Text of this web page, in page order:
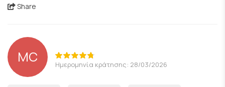
Share
MC Ημερομηνία κράτησης: 28/03/2026